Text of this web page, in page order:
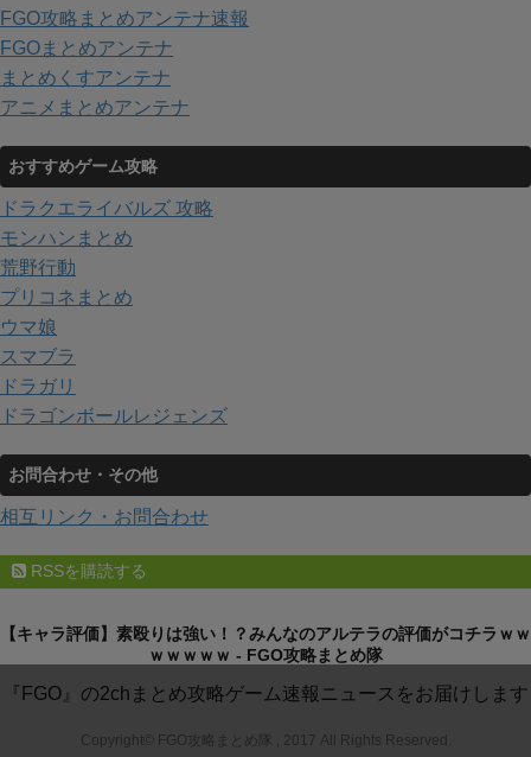
FGO攻略まとめアンテナ速報
FGOまとめアンテナ
まとめくすアンテナ
アニメまとめアンテナ
おすすめゲーム攻略
ドラクエライバルズ 攻略
モンハンまとめ
荒野行動
プリコネまとめ
ウマ娘
スマブラ
ドラガリ
ドラゴンボールレジェンズ
お問合わせ・その他
相互リンク・お問合わせ
RSSを購読する
【キャラ評価】素殴りは強い！？みんなのアルテラの評価がコチラｗｗ
ｗｗｗｗｗ - FGO攻略まとめ隊
『FGO』の2chまとめ攻略ゲーム速報ニュースをお届けします
Copyright© FGO攻略まとめ隊 , 2017 All Rights Reserved.